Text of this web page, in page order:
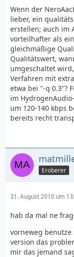
Wenn der
lieber, ein
erstellen; auch im
vorteilhafter als
gleichmäßige
Qualitätswert,
umgeschaltet
Verfahren mit
etwa bei "-q 0.3"?
im
um 120-140 kbps
bereits recht
Eroberer
31. August 2010 um
hab da mal ne
vorneweg benutze
version das
mir das jemand